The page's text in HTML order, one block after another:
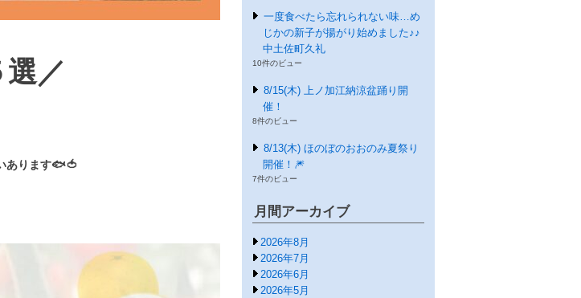
／
あります🐟🍅
一度食べたら忘れられない味…め
じかの新子が揚がり始めました♪♪
中土佐町久礼
10件のビュー
8/15(木) 上ノ加江納涼盆踊り開
催！
8件のビュー
8/13(木) ほのぼのおおのみ夏祭り
開催！🎆
7件のビュー
月間アーカイブ
2026年8月
2026年7月
2026年6月
2026年5月